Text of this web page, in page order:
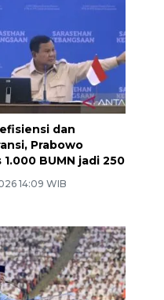
dan
Prabowo
BUMN jadi 250
14:09 WIB